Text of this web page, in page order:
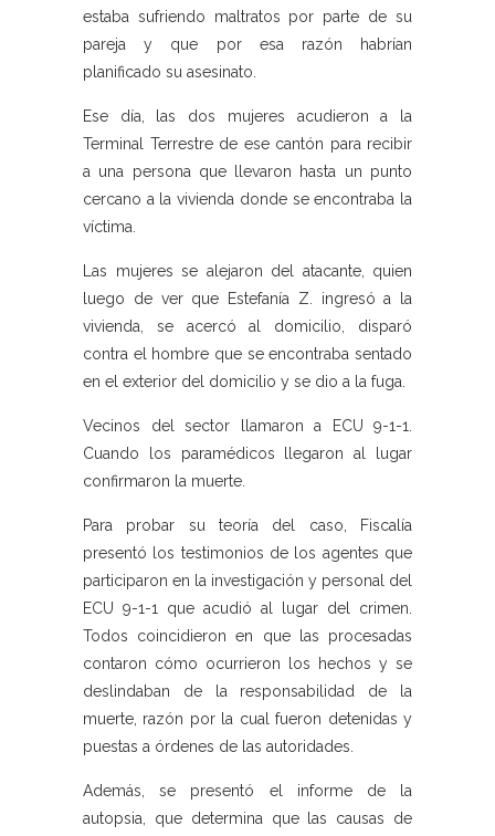
estaba sufriendo maltratos por parte de su
pareja y que por esa razón habrían
planificado su asesinato.
Ese día, las dos mujeres acudieron a la
Terminal Terrestre de ese cantón para recibir
a una persona que llevaron hasta un punto
cercano a la vivienda donde se encontraba la
víctima.
Las mujeres se alejaron del atacante, quien
luego de ver que Estefanía Z. ingresó a la
vivienda, se acercó al domicilio, disparó
contra el hombre que se encontraba sentado
en el exterior del domicilio y se dio a la fuga.
Vecinos del sector llamaron a ECU 9-1-1.
Cuando los paramédicos llegaron al lugar
confirmaron la muerte.
Para probar su teoría del caso, Fiscalía
presentó los testimonios de los agentes que
participaron en la investigación y personal del
ECU 9-1-1 que acudió al lugar del crimen.
Todos coincidieron en que las procesadas
contaron cómo ocurrieron los hechos y se
deslindaban de la responsabilidad de la
muerte, razón por la cual fueron detenidas y
puestas a órdenes de las autoridades.
Además, se presentó el informe de la
autopsia, que determina que las causas de